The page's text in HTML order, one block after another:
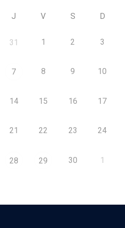
J V S D
31 1 2 3
7 8 9 10
14 15 16 17
21 22 23 24
28 29 30 1